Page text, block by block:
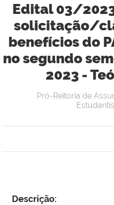
Edital 03/
solicitação/
benefícios do
no segundo
2023 -
Pró-Reitoria de
Descrição: